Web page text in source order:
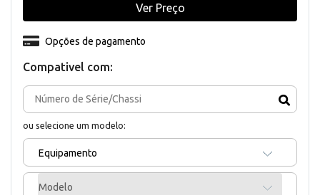
Compativel com:
ou selecione um modelo:
Equipamento
Modelo
Opções de pagamento
Ver Preço